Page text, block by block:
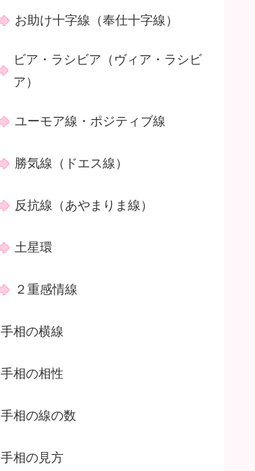
お助け十字線（奉仕十字線）
ビア・ラシビア（ヴィア・ラシビ
ア）
ユーモア線・ポジティブ線
勝気線（ドエス線）
反抗線（あやまりま線）
土星環
２重感情線
手相の横線
手相の相性
手相の線の数
手相の見方